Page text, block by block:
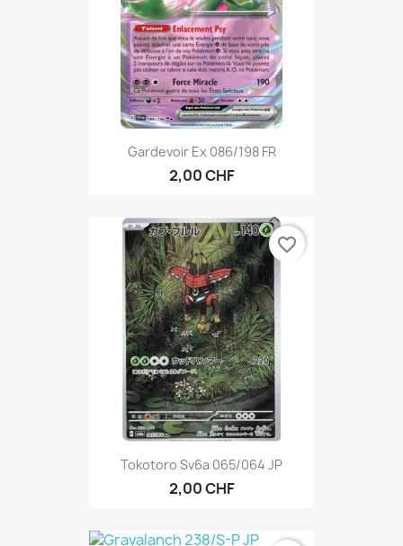
Gardevoir Ex 086/198 FR
2,00 CHF
Tokotoro Sv6a 065/064 JP
2,00 CHF
favorite_border